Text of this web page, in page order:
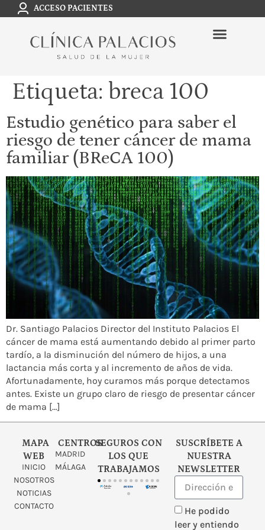
ACCESO PACIENTES
Etiqueta: breca 100
Estudio genético para saber el
riesgo de tener cáncer de mama
familiar (BReCA 100)
Dr. Santiago Palacios Director del Instituto Palacios El
cáncer de mama está aumentando debido al primer parto
tardío, a la disminución del número de hijos, a una
lactancia más corta y al incremento de años de vida.
Afortunadamente, hoy curamos más porque detectamos
antes. Existe un grupo claro de riesgo de presentar cáncer
de mama […]
MAPA
WEB
INICIO
NOSOTROS
NOTICIAS
CONTACTO
CENTROS
MADRID
MÁLAGA
SEGUROS CON
LOS QUE
TRABAJAMOS
SUSCRÍBETE A
NUESTRA
NEWSLETTER
He podido
leer y entiendo